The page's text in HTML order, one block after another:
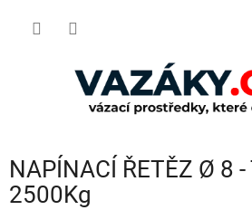
NAPÍNACÍ ŘETĚZ Ø 8
2500Kg